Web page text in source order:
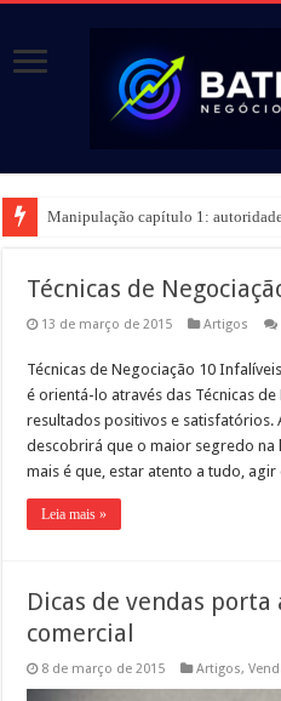
Manipulação capítulo 1:
Técnicas de
13 de março de 2015 Artigos
Técnicas de Negociação 10
é orientá-lo através das Técnicas
resultados positivos e satisfatórios.
descobrirá que o maior segredo na
mais é que, estar atento a tudo,
Leia mais »
Dicas de vendas porta
comercial
8 de março de 2015 Artigos,